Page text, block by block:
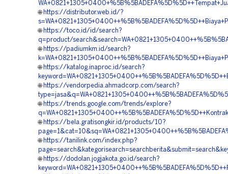
🌐 https://distributor.web.id/?
🌐 https://toco.id/id/search?
q=product/
🌐 https://padiumkm.id/search?
🌐 https://katalog.inaproc.id/search?
🌐 https://vendorpedia.ahmadcorp.com/search?
🌐 https://trends.google.com/trends/explore?
🌐 https://bela.gratisongkir.id/products/10?
🌐 https://tanilink.com/index.php?
🌐 https://dodolan.jogjakota.go.id/search?